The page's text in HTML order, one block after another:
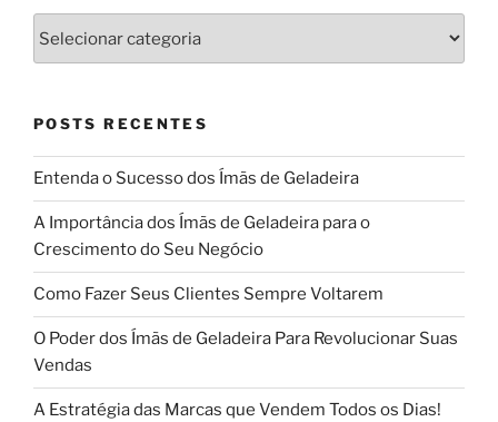
POSTS RECENTES
Entenda o Sucesso dos Ímãs de Geladeira
A Importância dos Ímãs de Geladeira para o
Crescimento do Seu Negócio
Como Fazer Seus Clientes Sempre Voltarem
O Poder dos Ímãs de Geladeira Para Revolucionar Suas
Vendas
A Estratégia das Marcas que Vendem Todos os Dias!